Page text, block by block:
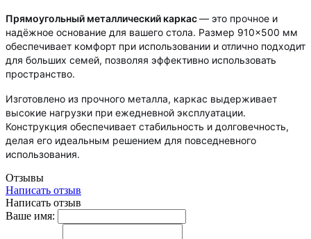
Прямоугольный металлический каркас— это прочное и
надёжное основание для вашего стола. Размер 910×500 мм
обеспечивает комфорт при использовании и отлично подходит
для больших семей, позволяя эффективно использовать
пространство.
Изготовлено из прочного металла, каркас выдерживает
высокие нагрузки при ежедневной эксплуатации.
Конструкция обеспечивает стабильность и долговечность,
делая его идеальным решением для повседневного
использования.
Отзывы
Написать отзыв
Написать отзыв
Ваше имя: